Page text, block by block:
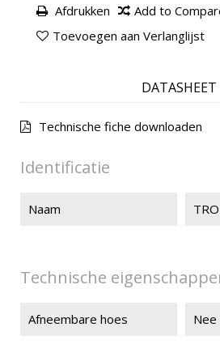
Afdrukken
Add to
Toevoegen aan Verlanglijst
DATASHEET
Technische fiche downloaden
Identificatie
Naam
Technische
Afneembare hoes Nee